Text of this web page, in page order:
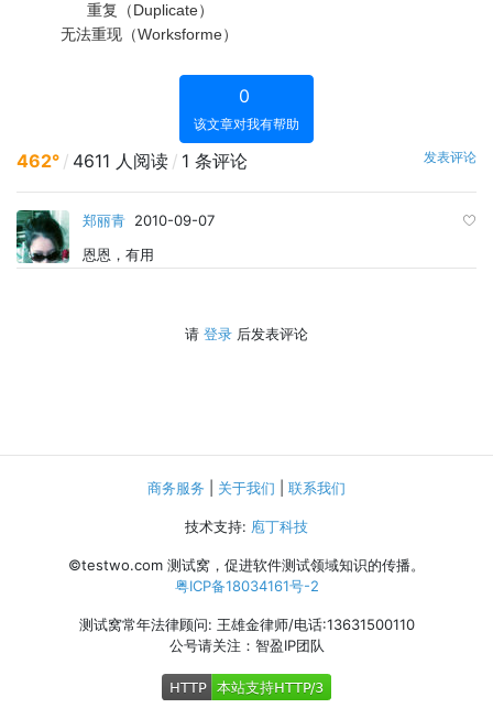
重复（Duplicate）
无法重现（Worksforme）
0
该文章对我有帮助
462° / 4611 人阅读 / 1 条评论 发表评论
郑丽青 2010-09-07
恩恩，有用
请 登录 后发表评论
商务服务 关于我们 联系我们
技术支持: 庖丁科技
©testwo.com 测试窝，促进软件测试领域知识的传播。
粤ICP备18034161号-2
测试窝常年法律顾问: 王雄金律师/电话:13631500110
公号请关注：智盈IP团队